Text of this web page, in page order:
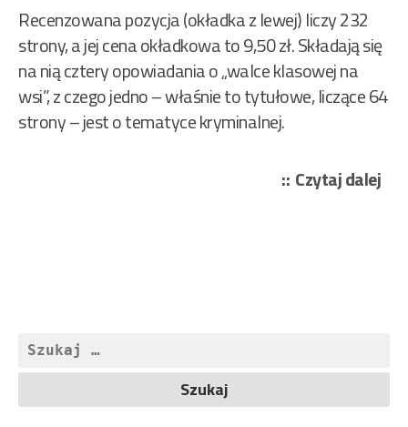
Recenzowana pozycja (okładka z lewej) liczy 232
strony, a jej cena okładkowa to 9,50 zł. Składają się
na nią cztery opowiadania o „walce klasowej na
wsi”, z czego jedno – właśnie to tytułowe, liczące 64
strony – jest o tematyce kryminalnej.
Czytaj dalej
Szukaj: